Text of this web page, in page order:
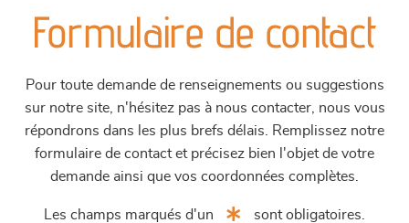
Formulaire de contact
Pour toute demande de renseignements ou suggestions
sur notre site, n'hésitez pas à nous contacter, nous vous
répondrons dans les plus brefs délais. Remplissez notre
formulaire de contact et précisez bien l'objet de votre
demande ainsi que vos coordonnées complètes.
Les champs marqués d'un sont obligatoires.